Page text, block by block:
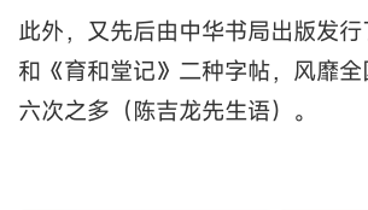
此外，又先后由中华书局出版发行
和《育和堂记》二种字帖，风靡
六次之多（陈吉龙先生语）。